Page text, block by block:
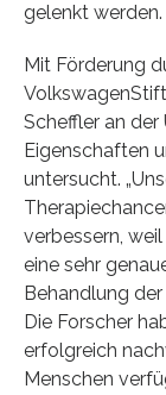
gelenkt werden.
Mit Förderung
Scheffler an
Eigenschaften
untersucht.
verbessern,
eine sehr
Behandlung der
Die Forscher
erfolgreich
Menschen